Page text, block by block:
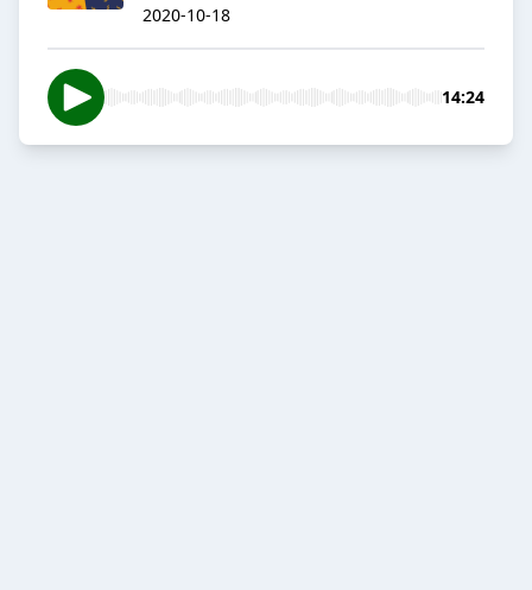
2020-10-18
14:24